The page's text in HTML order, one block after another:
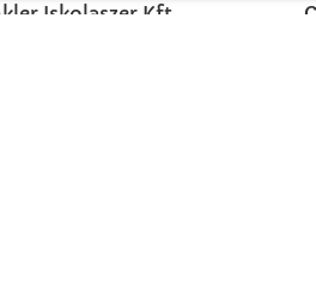
Iskolaszer Kft.